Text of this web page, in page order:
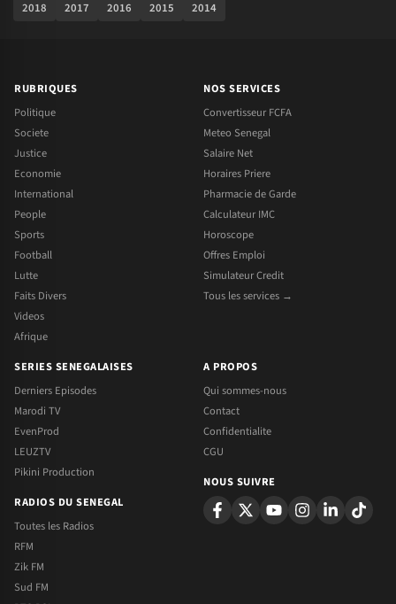
2018
2017 2016 2015 2014
RUBRIQUES
Politique
Societe
Justice
Economie
International
People
Sports
Football
Lutte
Faits Divers
Videos
Afrique
NOS SERVICES
Convertisseur FCFA
Meteo Senegal
Salaire Net
Horaires Priere
Pharmacie de Garde
Calculateur IMC
Horoscope
Offres Emploi
Simulateur Credit
Tous les services →
SERIES SENEGALAISES
Derniers Episodes
Marodi TV
EvenProd
LEUZTV
Pikini Production
RADIOS DU SENEGAL
Toutes les Radios
RFM
Zik FM
Sud FM
A PROPOS
Qui sommes-nous
Contact
Confidentialite
CGU
NOUS SUIVRE